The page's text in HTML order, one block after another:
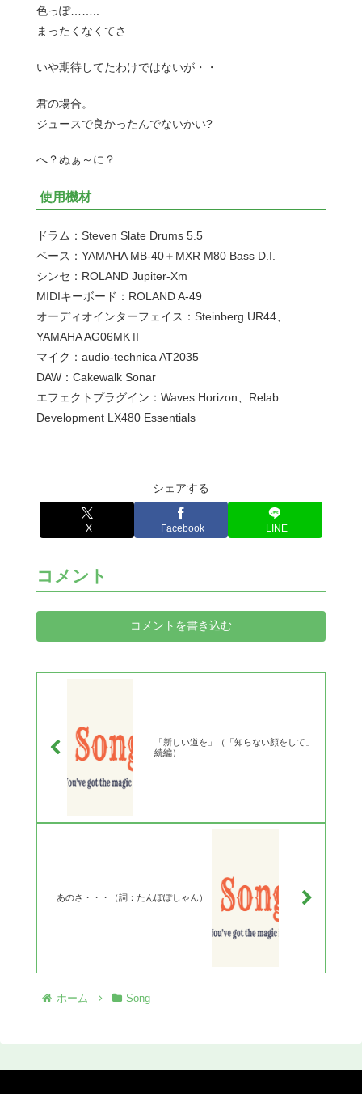
色っぽ……..
まったくなくてさ
いや期待してたわけではないが・・
君の場合。
ジュースで良かったんでないかい?
へ？ぬぁ～に？
使用機材
ドラム：Steven Slate Drums 5.5
ベース：YAMAHA MB-40＋MXR M80 Bass D.I.
シンセ：ROLAND Jupiter-Xm
MIDIキーボード：ROLAND A-49
オーディオインターフェイス：Steinberg UR44、
YAMAHA AG06MKⅡ
マイク：audio-technica AT2035
DAW：Cakewalk Sonar
エフェクトプラグイン：Waves Horizon、Relab
Development LX480 Essentials
シェアする
X Facebook LINE
コメント
コメントを書き込む
「新しい道を」（「知らない顔をして」
続編）
あのさ・・・（詞：たんぽぽしゃん）
ホーム Song